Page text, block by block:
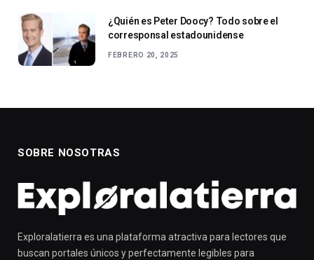
¿Quién es Peter Doocy? Todo sobre el
corresponsal estadounidense
FEBRERO 20, 2025
SOBRE NOSOTRAS
Exploralatierra es una plataforma atractiva para lectores que
buscan portales únicos y perfectamente legibles para